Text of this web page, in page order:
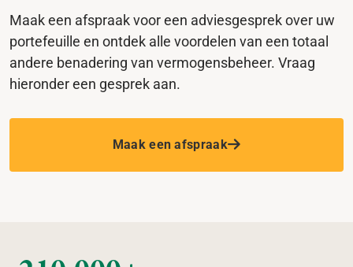
Maak een afspraak voor een adviesgesprek over uw
portefeuille en ontdek alle voordelen van een totaal
andere benadering van vermogensbeheer. Vraag
hieronder een gesprek aan.
Maak een afspraak